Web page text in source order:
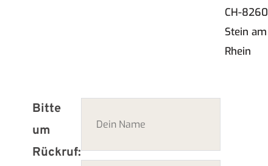
CH-8260
Stein am
Rhein
Bitte
um
Rückruf: